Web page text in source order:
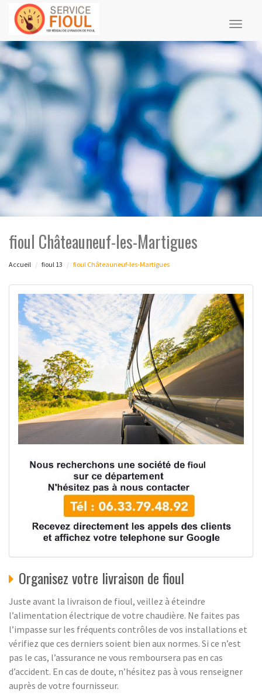
fioul Châteauneuf-les-Martigues
Accueil fioul 13 fioul Châteauneuf-les-Martigues
Organisez votre livraison de fioul
Juste avant la livraison de fioul, veillez à éteindre
l’alimentation électrique de votre chaudière. Ne faites pas
l’impasse sur les fréquents contrôles de vos installations et
vérifiez que ces derniers soient bien aux normes. Si ce n’est
pas le cas, l’assurance ne vous remboursera pas en cas
d’accident. En cas de doute, n’hésitez pas à vous renseigner
auprès de votre fournisseur.